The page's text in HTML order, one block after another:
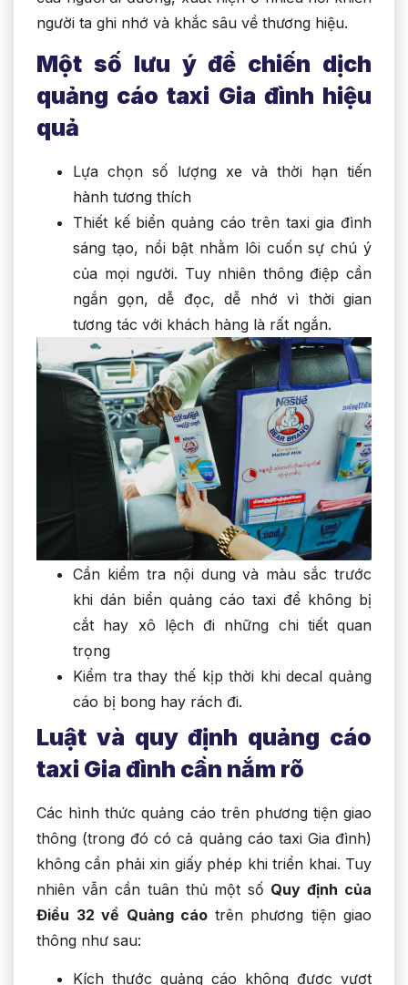
người ta ghi nhớ và khắc sâu về thương hiệu.
Một số lưu ý để chiến dịch
quảng cáo taxi Gia đình hiệu
quả
Lựa chọn số lượng xe và thời hạn tiến
hành tương thích
Thiết kế biển quảng cáo trên taxi gia đình
sáng tạo, nổi bật nhằm lôi cuốn sự chú ý
của mọi người. Tuy nhiên thông điệp cần
ngắn gọn, dễ đọc, dễ nhớ vì thời gian
tương tác với khách hàng là rất ngắn.
Cần kiểm tra nội dung và màu sắc trước
khi dán biển quảng cáo taxi để không bị
cắt hay xô lệch đi những chi tiết quan
trọng
Kiểm tra thay thế kịp thời khi decal quảng
cáo bị bong hay rách đi.
Luật và quy định quảng cáo
taxi Gia đình cần nắm rõ
Các hình thức quảng cáo trên phương tiện giao
thông (trong đó có cả quảng cáo taxi Gia đình)
không cần phải xin giấy phép khi triển khai. Tuy
nhiên vẫn cần tuân thủ một số Quy định của
Điều 32 về Quảng cáo trên phương tiện giao
thông như sau:
Kích thước quảng cáo không được vượt